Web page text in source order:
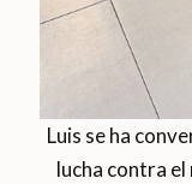
Luis se ha
lucha contra